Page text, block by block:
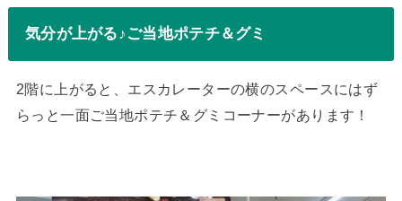
気分が上がる♪ご当地ポテチ＆グミ
2階に上がると、エスカレーターの横のスペースにはず
らっと一面ご当地ポテチ＆グミコーナーがあります！